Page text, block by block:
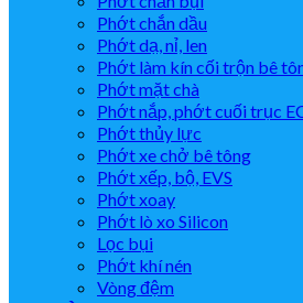
Phớt chắn dầu
Phớt dạ, nỉ, len
Phớt làm kín cối trộn bê
Phớt mặt chà
Phớt nắp, phớt cuối trục
Phớt thủy lực
Phớt xe chở bê tông
Phớt xếp, bộ, EVS
Phớt xoay
Phớt lò xo Silicon
Lọc bụi
Phớt khí nén
Vòng đệm